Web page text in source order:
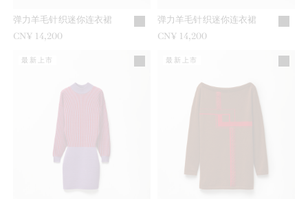
弹力羊毛针织迷你连衣裙
CN¥ 14,200
弹力羊毛针织迷你连衣裙
CN¥ 14,200
最新上市 最新上市